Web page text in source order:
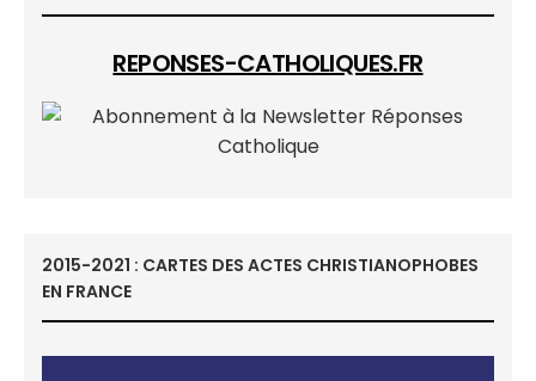
REPONSES-CATHOLIQUES.FR
2015-2021 : CARTES DES ACTES CHRISTIANOPHOBES
EN FRANCE